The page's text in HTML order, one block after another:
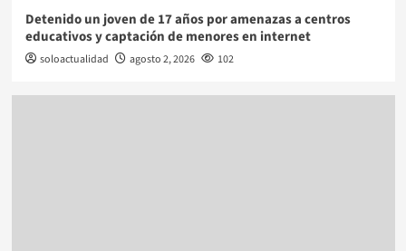
Detenido un joven de 17 años por amenazas a centros
educativos y captación de menores en internet
soloactualidad agosto 2, 2026 102